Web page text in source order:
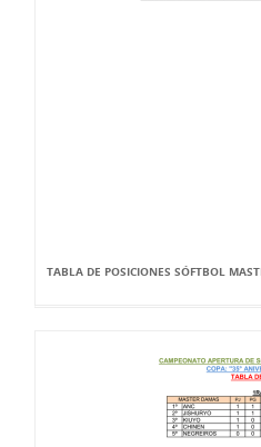
TABLA DE POSICIONES SÓFTBOL